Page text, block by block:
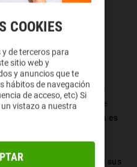
has dado a un botón y ha
no te deja ver la foto que
esa herramienta es
está hecha la foto y sus
COOKIES
de terceros para
sitio web y
y anuncios que te
hábitos de navegación
de acceso, etc) Si
vistazo a nuestra